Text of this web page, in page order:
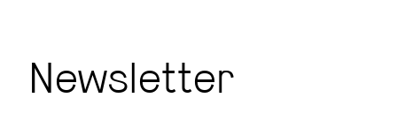
Newsletter